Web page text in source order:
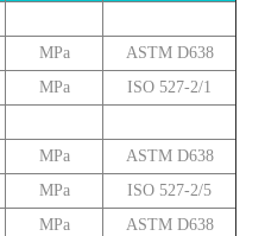
MPa
ASTM D638
MPa
ISO 527-2/1
MPa
ASTM D638
MPa
ISO 527-2/5
MPa ASTM D638